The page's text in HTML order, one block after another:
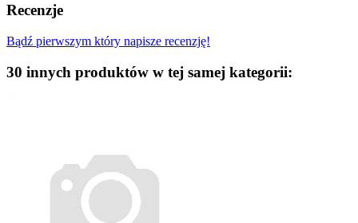
Recenzje
Bądź pierwszym który napisze recenzję!
30 innych produktów w tej samej kategorii: